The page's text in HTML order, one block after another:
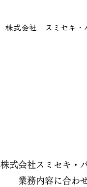
株式会社 スミセキ・
株式会社スミセキ・
業務内容に合わ